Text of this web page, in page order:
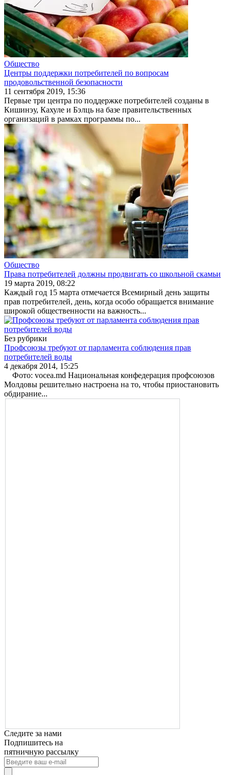
Общество
Центры поддержки потребителей по вопросам
продовольственной безопасности
11 сентября 2019, 15:36
Первые три центра по поддержке потребителей созданы в
Кишинэу, Кахуле и Бэлць на базе пра­вительственных
организаций в рамках програм­мы по...
Общество
Права потребителей должны продвигать со школьной скамьи
19 марта 2019, 08:22
Каждый год 15 марта отмеча­ется Всемирный день защиты
прав потребителей, день, ког­да особо обращается внима­ние
широкой общественнос­ти на важность...
Без рубрики
Профсоюзы требуют от парламента соблюдения прав
потребителей воды
4 декабря 2014, 15:25
Фото: vocea.md Национальная конфеде­рация профсоюзов
Мол­довы решительно настро­ена на то, чтобы приос­тановить
обдирание...
Следите за нами
Подпишитесь на
пятничную рассылку